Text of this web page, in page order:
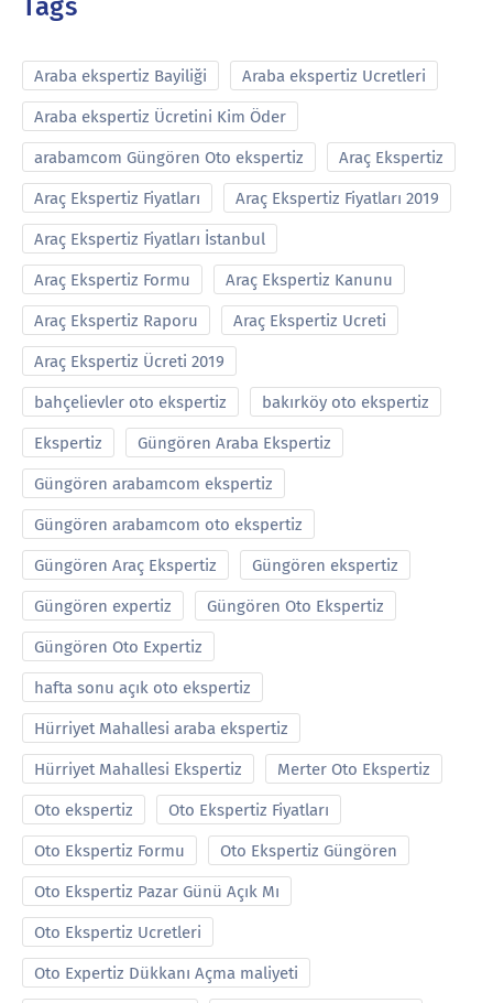
Tags
Araba ekspertiz Bayiliği Araba ekspertiz Ucretleri
Araba ekspertiz Ücretini Kim Öder
arabamcom Güngören Oto ekspertiz Araç Ekspertiz
Araç Ekspertiz Fiyatları Araç Ekspertiz Fiyatları 2019
Araç Ekspertiz Fiyatları İstanbul
Araç Ekspertiz Formu Araç Ekspertiz Kanunu
Araç Ekspertiz Raporu Araç Ekspertiz Ucreti
Araç Ekspertiz Ücreti 2019
bahçelievler oto ekspertiz bakırköy oto ekspertiz
Ekspertiz Güngören Araba Ekspertiz
Güngören arabamcom ekspertiz
Güngören arabamcom oto ekspertiz
Güngören Araç Ekspertiz Güngören ekspertiz
Güngören expertiz Güngören Oto Ekspertiz
Güngören Oto Expertiz
hafta sonu açık oto ekspertiz
Hürriyet Mahallesi araba ekspertiz
Hürriyet Mahallesi Ekspertiz Merter Oto Ekspertiz
Oto ekspertiz Oto Ekspertiz Fiyatları
Oto Ekspertiz Formu Oto Ekspertiz Güngören
Oto Ekspertiz Pazar Günü Açık Mı
Oto Ekspertiz Ucretleri
Oto Expertiz Dükkanı Açma maliyeti